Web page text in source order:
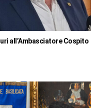
all’Ambasciatore Cospito